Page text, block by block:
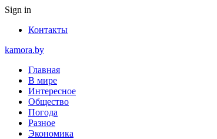
Sign in
Контакты
kamora.by
Главная
В мире
Интересное
Общество
Погода
Разное
Экономика